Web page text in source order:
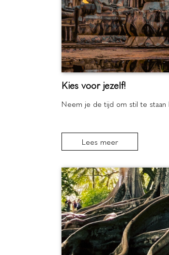
Kies voor jezelf!
Neem je de tijd om stil te staan
Lees meer